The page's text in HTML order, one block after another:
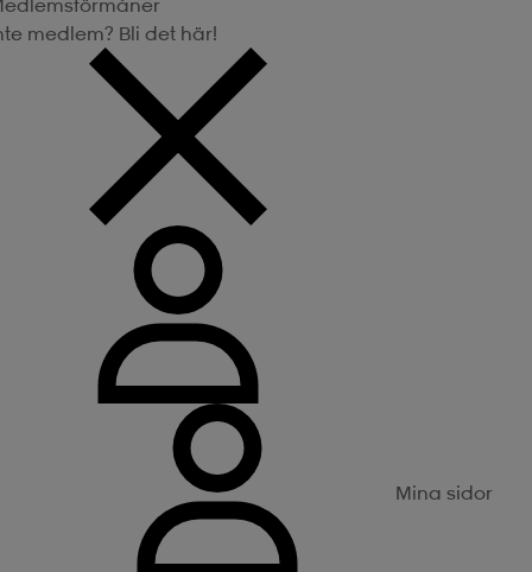
medlem? Bli det här!
Mina sidor